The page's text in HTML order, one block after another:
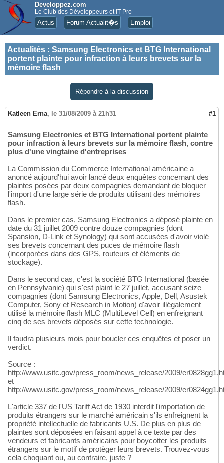
Developpez.com
Le Club des Développeurs et IT Pro
Actus Forum Actualit�s Emploi
Actualités : Samsung Electronics et BTG International
portent plainte pour infraction à leurs brevets sur la
mémoire flash
Répondre à la discussion
Katleen Erna, le 31/08/2009 à 21h31 #1
Samsung Electronics et BTG International portent plainte
pour infraction à leurs brevets sur la mémoire flash, contre
plus d'une vingtaine d'entreprises
La Commission du Commerce International américaine a
anoncé aujourd'hui avoir lancé deux enquêtes concernant des
plaintes posées par deux compagnies demandant de bloquer
l'import d'une large série de produits utilisant des mémoires
flash.
Dans le premier cas, Samsung Electronics a déposé plainte en
date du 31 juillet 2009 contre douze compagnies (dont
Spansion, D-Link et Synology) qui sont accusées d'avoir violé
ses brevets concernant des puces de mémoire flash
(incorporées dans des GPS, routeurs et éléments de
stockage).
Dans le second cas, c'est la société BTG International (basée
en Pennsylvanie) qui s'est plaint le 27 juillet, accusant seize
compagnies (dont Samsung Electronics, Apple, Dell, Asustek
Computer, Sony et Research in Motion) d'avoir illégalement
utilisé la mémoire flash MLC (MultiLevel Cell) en enfreignant
cinq de ses brevets déposés sur cette technologie.
Il faudra plusieurs mois pour boucler ces enquêtes et poser un
verdict.
Source :
http://www.usitc.gov/press_room/news_release/2009/
et
http://www.usitc.gov/press_room/news_release/2009/
L'article 337 de l'US Tariff Act de 1930 interdit l'importation de
produits étrangers sur le marché américain s'ils enfreignent la
propriété intellectuelle de fabricants U.S. De plus en plus de
plaintes sont déposées en faisant appel à ce texte par des
vendeurs et fabricants américains pour boycotter les produits
étrangers sur le motif de protèger leurs brevets. Trouvez-vous
cela choquant ou, au contraire, juste ?